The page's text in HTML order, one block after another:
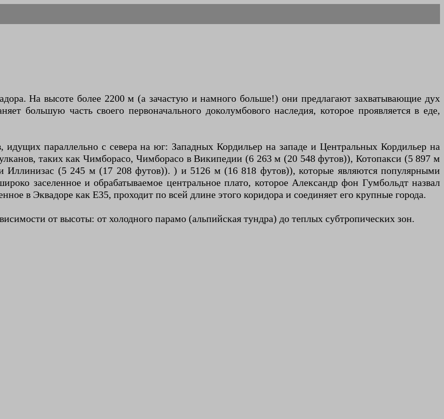
На высоте более 2200 м (а зачастую и намного больше!) они предлагают захватывающие дух
большую часть своего первоначального доколумбового наследия, которое проявляется в еде,
идущих параллельно с севера на юг: Западных Кордильер на западе и Центральных Кордильер на
таких как Чимборасо, Чимборасо в Википедии (6 263 м (20 548 футов)), Котопакси (5 897 м
(5 245 м (17 208 футов)). ) и 5126 м (16 818 футов)), которые являются популярными
заселенное и обрабатываемое центральное плато, которое Александр фон Гумбольдт назвал
в Эквадоре как E35, проходит по всей длине этого коридора и соединяет его крупные города.
от высоты: от холодного парамо (альпийская тундра) до теплых субтропических зон.